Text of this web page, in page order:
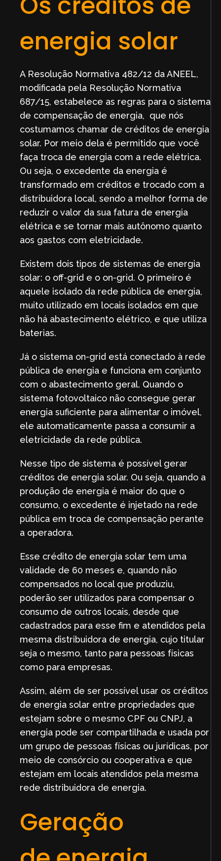
energia solar
A Resolução Normativa 482/12 da ANEEL,
modificada pela Resolução Normativa
687/15, estabelece as regras para o sistema
de compensação de energia, que nós
costumamos chamar de créditos de energia
solar. Por meio dela é permitido que você
faça troca de energia com a rede elétrica.
Ou seja, o excedente da energia é
transformado em créditos e trocado com a
distribuidora local, sendo a melhor forma de
reduzir o valor da sua fatura de energia
elétrica e se tornar mais autônomo quanto
aos gastos com eletricidade.
Existem dois tipos de sistemas de energia
solar: o off-grid e o on-grid. O primeiro é
aquele isolado da rede pública de energia,
muito utilizado em locais isolados em que
não há abastecimento elétrico, e que utiliza
baterias.
Já o sistema on-grid está conectado à rede
pública de energia e funciona em conjunto
com o abastecimento geral. Quando o
sistema fotovoltaico não consegue gerar
energia suficiente para alimentar o imóvel,
ele automaticamente passa a consumir a
eletricidade da rede pública.
Nesse tipo de sistema é possível gerar
créditos de energia solar. Ou seja, quando a
produção de energia é maior do que o
consumo, o excedente é injetado na rede
pública em troca de compensação perante
a operadora.
Esse crédito de energia solar tem uma
validade de 60 meses e, quando não
compensados no local que produziu,
poderão ser utilizados para compensar o
consumo de outros locais, desde que
cadastrados para esse fim e atendidos pela
mesma distribuidora de energia, cujo titular
seja o mesmo, tanto para pessoas físicas
como para empresas.
Assim, além de ser possível usar os créditos
de energia solar entre propriedades que
estejam sobre o mesmo CPF ou CNPJ, a
energia pode ser compartilhada e usada por
um grupo de pessoas físicas ou jurídicas, por
meio de consórcio ou cooperativa e que
estejam em locais atendidos pela mesma
rede distribuidora de energia.
Geração